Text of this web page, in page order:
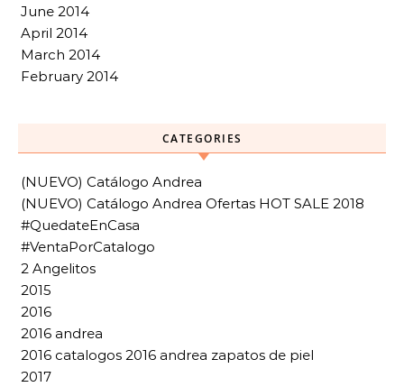
June 2014
April 2014
March 2014
February 2014
CATEGORIES
(NUEVO) Catálogo Andrea
(NUEVO) Catálogo Andrea Ofertas HOT SALE 2018
#QuedateEnCasa
#VentaPorCatalogo
2 Angelitos
2015
2016
2016 andrea
2016 catalogos 2016 andrea zapatos de piel
2017